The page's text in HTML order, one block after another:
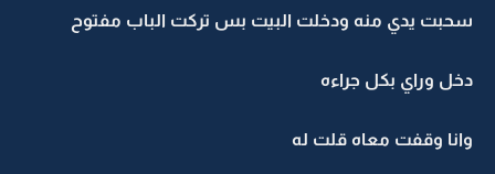
سحبت يدي منه ودخلت البيت بس تركت الباب مفتوح
دخل وراي بكل جراءه
وانا وقفت معاه قلت له